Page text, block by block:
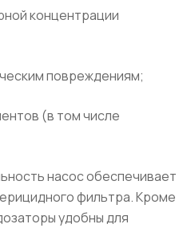
концентрации
повреждениям;
(в том числе
насос обеспечивает
фильтра. Кроме
удобны для